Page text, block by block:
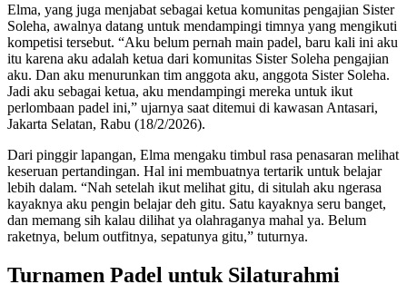
Elma, yang juga menjabat sebagai ketua komunitas pengajian Sister
Soleha, awalnya datang untuk mendampingi timnya yang mengikuti
kompetisi tersebut. “Aku belum pernah main padel, baru kali ini aku
itu karena aku adalah ketua dari komunitas Sister Soleha pengajian
aku. Dan aku menurunkan tim anggota aku, anggota Sister Soleha.
Jadi aku sebagai ketua, aku mendampingi mereka untuk ikut
perlombaan padel ini,” ujarnya saat ditemui di kawasan Antasari,
Jakarta Selatan, Rabu (18/2/2026).
Dari pinggir lapangan, Elma mengaku timbul rasa penasaran melihat
keseruan pertandingan. Hal ini membuatnya tertarik untuk belajar
lebih dalam. “Nah setelah ikut melihat gitu, di situlah aku ngerasa
kayaknya aku pengin belajar deh gitu. Satu kayaknya seru banget,
dan memang sih kalau dilihat ya olahraganya mahal ya. Belum
raketnya, belum outfitnya, sepatunya gitu,” tuturnya.
Turnamen Padel untuk Silaturahmi